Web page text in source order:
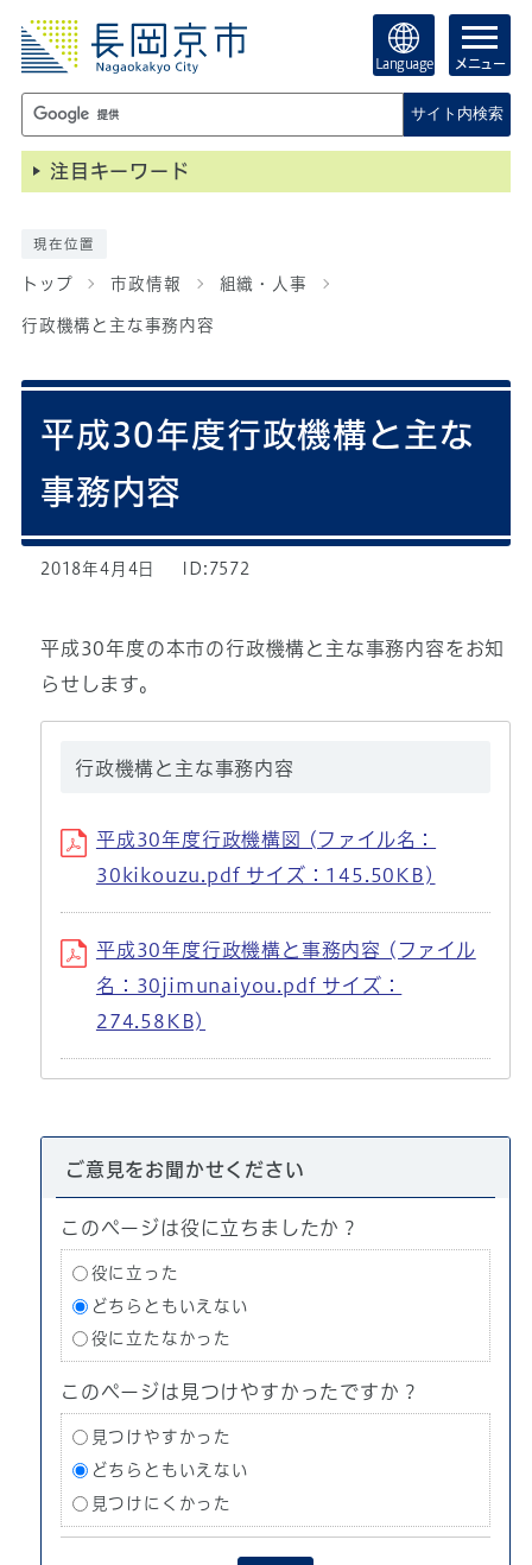
Language メニュー
サイト内検索
注目キーワード
現在位置
トップ 市政情報 組織・人事
行政機構と主な事務内容
平成30年度行政機構と主な
事務内容
2018年4月4日 ID:7572
平成30年度の本市の行政機構と主な事務内容をお知
らせします。
行政機構と主な事務内容
平成30年度行政機構図 (ファイル名：
30kikouzu.pdf サイズ：145.50KB)
平成30年度行政機構と事務内容 (ファイル
名：30jimunaiyou.pdf サイズ：
274.58KB)
ご意見をお聞かせください
このページは役に立ちましたか？
役に立った
どちらともいえない
役に立たなかった
このページは見つけやすかったですか？
見つけやすかった
どちらともいえない
見つけにくかった